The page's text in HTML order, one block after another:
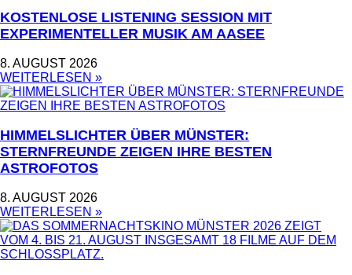
KOSTENLOSE LISTENING SESSION MIT
EXPERIMENTELLER MUSIK AM AASEE
8. AUGUST 2026
WEITERLESEN »
HIMMELSLICHTER ÜBER MÜNSTER:
STERNFREUNDE ZEIGEN IHRE BESTEN
ASTROFOTOS
8. AUGUST 2026
WEITERLESEN »